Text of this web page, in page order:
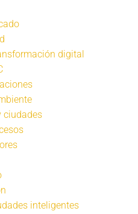
digital
ciudades
inteligentes